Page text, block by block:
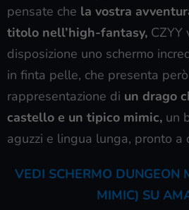
pensate che la vostra
titolo nell’high-fantasy, CZYY
disposizione uno schermo
in finta pelle, che presenta
rappresentazione di un drago
castello e un tipico mimic, un
aguzzi e lingua lunga, pronto a
VEDI SCHERMO DUNGEON
MIMIC) SU